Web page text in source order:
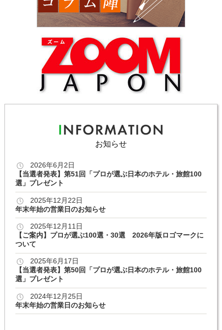
お知らせ
2026年6月2日
【当選者発表】第51回「プロが選ぶ日本のホテル・旅館100
選」プレゼント
2025年12月22日
年末年始の営業日のお知らせ
2025年12月11日
【ご案内】プロが選ぶ100選・30選 2026年版ロゴマークに
ついて
2025年6月17日
【当選者発表】第50回「プロが選ぶ日本のホテル・旅館100
選」プレゼント
2024年12月25日
年末年始の営業日のお知らせ